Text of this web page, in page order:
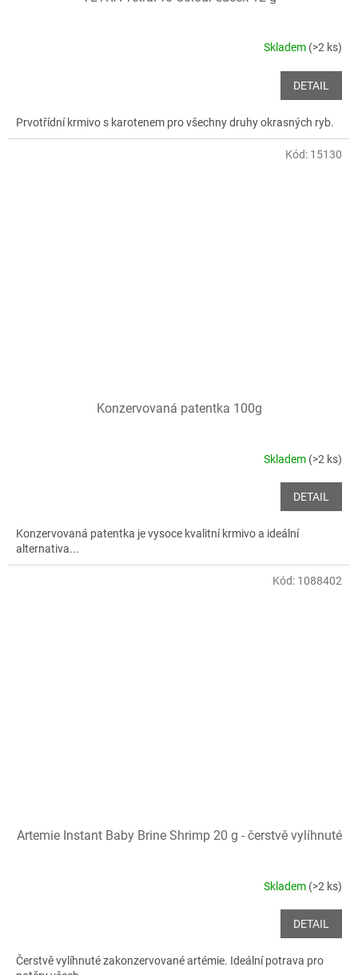
Skladem (>2 ks)
DETAIL
Prvotřídní krmivo s karotenem pro všechny druhy okrasných ryb.
Konzervovaná patentka 100g
Skladem (>2 ks)
DETAIL
Konzervovaná patentka je vysoce kvalitní krmivo a ideální
alternativa...
Kód: 15130
Artemie Instant Baby Brine Shrimp 20 g - čerstvě vylíhnuté
Skladem (>2 ks)
DETAIL
Čerstvě vylíhnuté zakonzervované artémie. Ideální potrava pro
Kód: 1088402